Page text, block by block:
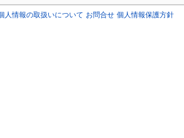
人情報の取扱いについて お問合せ 個人情報保護方針